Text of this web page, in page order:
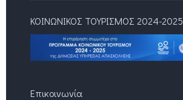
ΚΟΙΝΩΝΙΚΟΣ ΤΟΥΡΙΣΜΟΣ 2024-2025
Επικοινωνία